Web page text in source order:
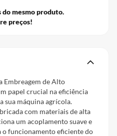
do mesmo produto.
preços!
Embreagem de Alto
papel crucial na eficiência
sua máquina agrícola.
com materiais de alta
um acoplamento suave e
funcionamento eficiente do